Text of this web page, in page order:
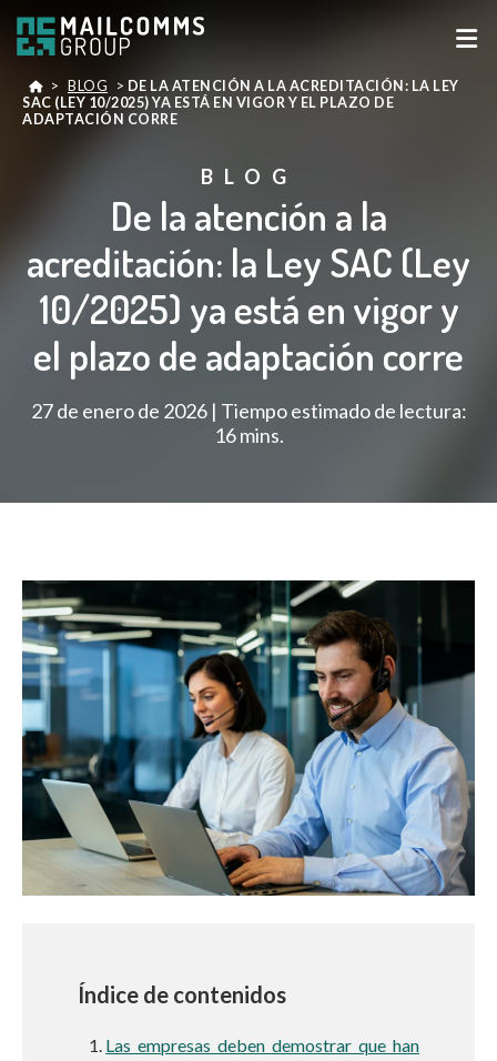
> BLOG > DE LA ATENCIÓN A LA ACREDITACIÓN: LA LEY
SAC (LEY 10/2025) YA ESTÁ EN VIGOR Y EL PLAZO DE
ADAPTACIÓN CORRE
BLOG
De la atención a la
acreditación: la Ley SAC (Ley
10/2025) ya está en vigor y
el plazo de adaptación corre
27 de enero de 2026 | Tiempo estimado de lectura:
16 mins.
Índice de contenidos
Las empresas deben demostrar que han